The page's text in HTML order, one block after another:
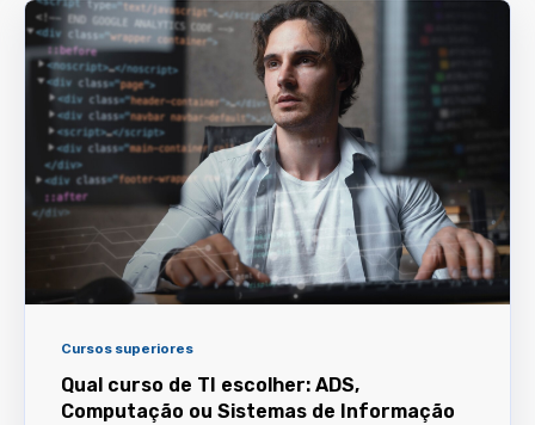
Cursos superiores
Qual curso de TI escolher: ADS,
Computação ou Sistemas de Informação